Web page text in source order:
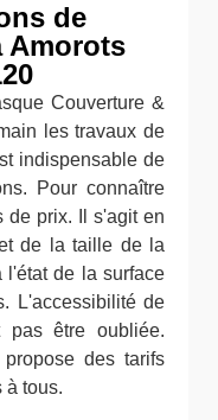
de
Amorots
Couverture &
les travaux de
indispensable de
Pour connaître
de prix. Il s'agit en
de la taille de la
l'état de la surface
L'accessibilité de
être oubliée.
des tarifs
à tous.